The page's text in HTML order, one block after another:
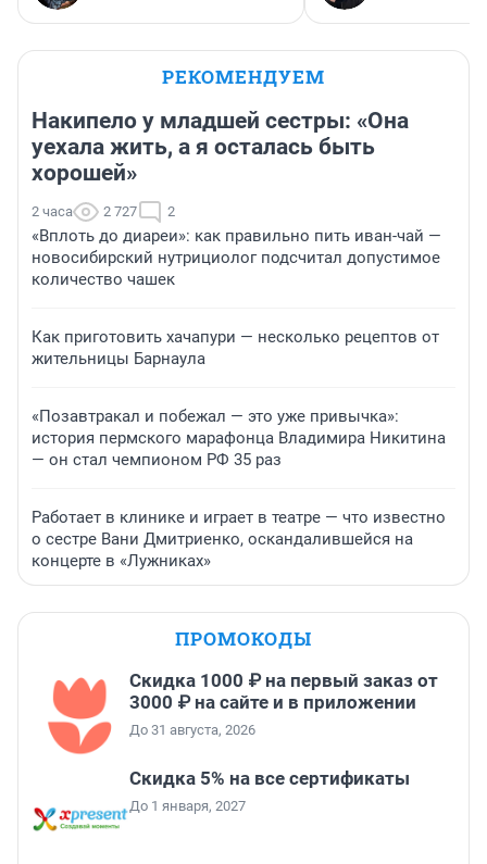
РЕКОМЕНДУЕМ
Накипело у младшей сестры: «Она
уехала жить, а я осталась быть
хорошей»
2 часа 2 727 2
«Вплоть до диареи»: как правильно пить иван-чай —
новосибирский нутрициолог подсчитал допустимое
количество чашек
Как приготовить хачапури — несколько рецептов от
жительницы Барнаула
«Позавтракал и побежал — это уже привычка»:
история пермского марафонца Владимира Никитина
— он стал чемпионом РФ 35 раз
Работает в клинике и играет в театре — что известно
о сестре Вани Дмитриенко, оскандалившейся на
концерте в «Лужниках»
ПРОМОКОДЫ
Скидка 1000 ₽ на первый заказ от
3000 ₽ на сайте и в приложении
До 31 августа, 2026
Скидка 5% на все сертификаты
До 1 января, 2027